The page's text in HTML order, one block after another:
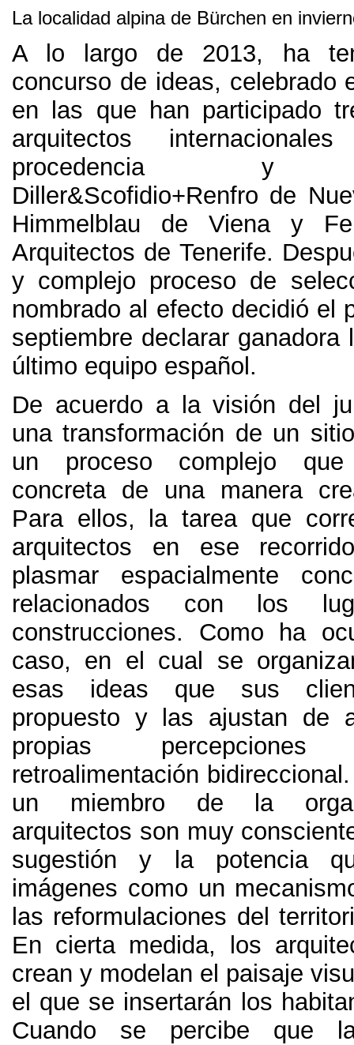
La localidad alpina de Bürchen en
A lo largo de 2013,
ha
concurso de ideas, celebrado
en las que han participado
arquitectos
procedencia y
Diller&Scofidio+Renfro de
Himmelblau de Viena y
Arquitectos de Tenerife.
y complejo proceso de
nombrado al efecto decidió el
septiembre declarar ganadora
último equipo español .
De acuerdo a la visión del
una transformación de un
un proceso complejo
concreta de una manera
Para ellos,
la tarea que
arquitectos en ese
plasmar espacialmente
relacionados con los
construcciones. Como ha
caso, en el cual se
esas ideas que sus
propuesto y las ajustan de
propias
retroalimentación bidireccional
un miembro de la
arquitectos son muy
sugestión y la potencia
imágenes como un
las reformulaciones del
En cierta medida,
los
crean y modelan el paisaje
el que se insertarán los
Cuando se percibe que